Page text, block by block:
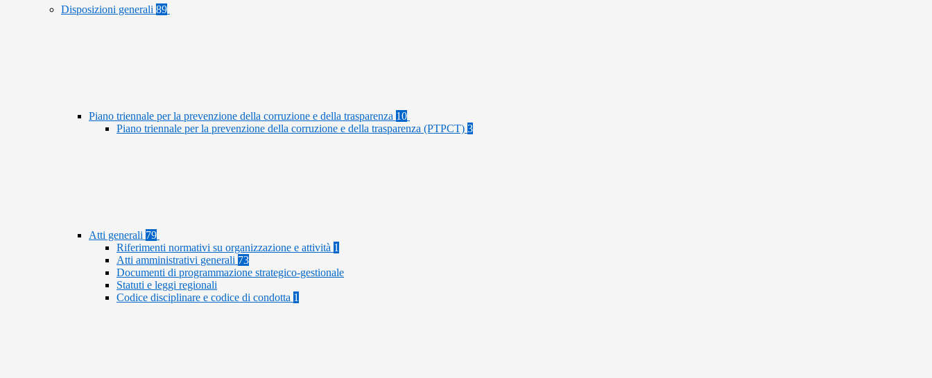
Disposizioni generali 89
Piano triennale per la prevenzione della corruzione e della trasparenza 10
Piano triennale per la prevenzione della corruzione e della trasparenza (PTPCT) 3
Atti generali 79
Riferimenti normativi su organizzazione e attività 1
Atti amministrativi generali 73
Documenti di programmazione strategico-gestionale
Statuti e leggi regionali
Codice disciplinare e codice di condotta 1